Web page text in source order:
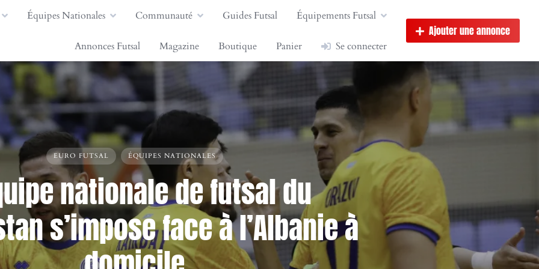
Équipes Nationales Communauté Guides Futsal Équipements Futsal
Annonces Futsal Magazine Boutique Panier Se connecter
Ajouter une annonce
EURO FUTSAL ÉQUIPES NATIONALES
nationale de futsal du
s’impose face à l’Albanie à